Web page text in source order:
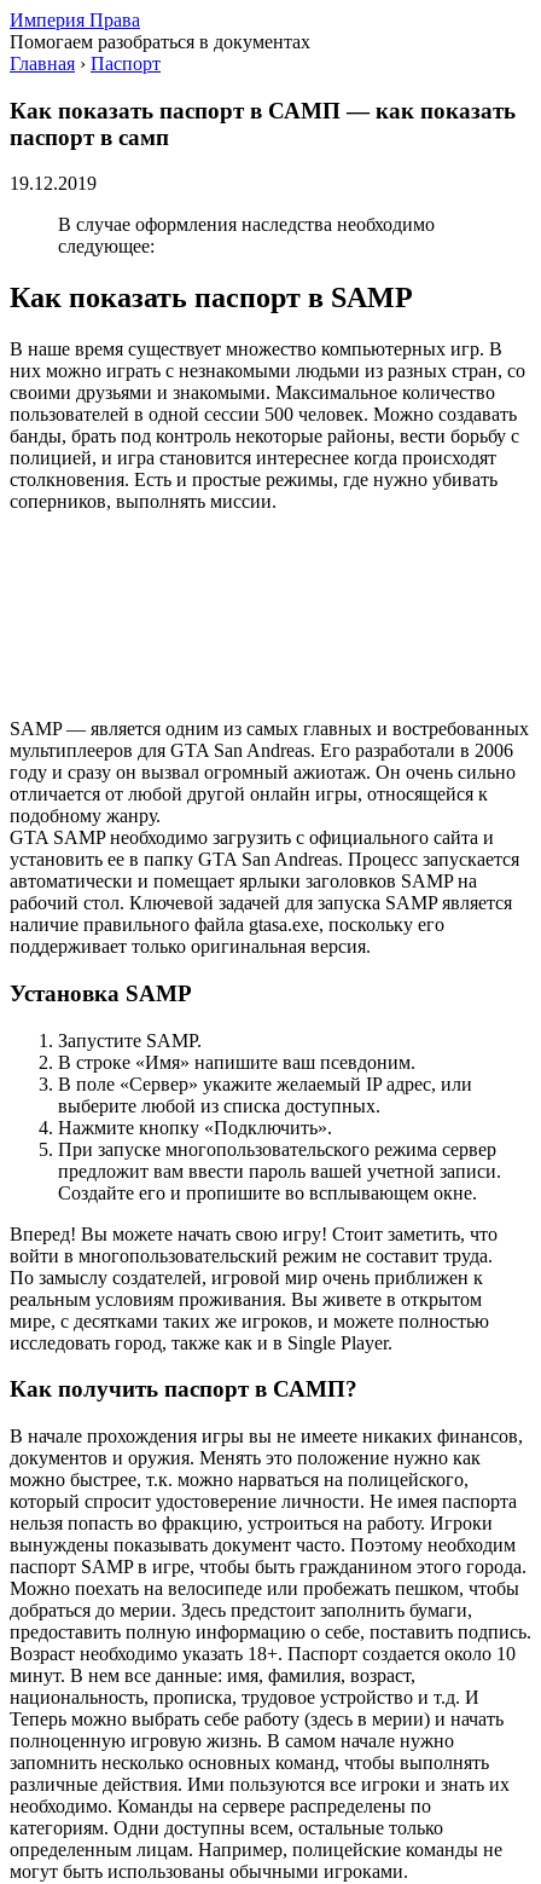
Империя Права
Помогаем разобраться в документах
Главная › Паспорт
Как показать паспорт в САМП — как показать
паспорт в самп
19.12.2019
В случае оформления наследства необходимо
следующее:
Как показать паспорт в SAMP
В наше время существует множество компьютерных игр. В
них можно играть с незнакомыми людьми из разных стран, со
своими друзьями и знакомыми. Максимальное количество
пользователей в одной сессии 500 человек. Можно создавать
банды, брать под контроль некоторые районы, вести борьбу с
полицией, и игра становится интереснее когда происходят
столкновения. Есть и простые режимы, где нужно убивать
соперников, выполнять миссии.
SAMP — является одним из самых главных и востребованных
мультиплееров для GTA San Andreas. Его разработали в 2006
году и сразу он вызвал огромный ажиотаж. Он очень сильно
отличается от любой другой онлайн игры, относящейся к
подобному жанру.
GTA SAMP необходимо загрузить с официального сайта и
установить ее в папку GTA San Andreas. Процесс запускается
автоматически и помещает ярлыки заголовков SAMP на
рабочий стол. Ключевой задачей для запуска SAMP является
наличие правильного файла gtasa.exe, поскольку его
поддерживает только оригинальная версия.
Установка SAMP
Запустите SAMP.
В строке «Имя» напишите ваш псевдоним.
В поле «Сервер» укажите желаемый IP адрес, или
выберите любой из списка доступных.
Нажмите кнопку «Подключить».
При запуске многопользовательского режима сервер
предложит вам ввести пароль вашей учетной записи.
Создайте его и пропишите во всплывающем окне.
Вперед! Вы можете начать свою игру! Стоит заметить, что
войти в многопользовательский режим не составит труда.
По замыслу создателей, игровой мир очень приближен к
реальным условиям проживания. Вы живете в открытом
мире, с десятками таких же игроков, и можете полностью
исследовать город, также как и в Single Player.
Как получить паспорт в САМП?
В начале прохождения игры вы не имеете никаких финансов,
документов и оружия. Менять это положение нужно как
можно быстрее, т.к. можно нарваться на полицейского,
который спросит удостоверение личности. Не имея паспорта
нельзя попасть во фракцию, устроиться на работу. Игроки
вынуждены показывать документ часто. Поэтому необходим
паспорт SAMP в игре, чтобы быть гражданином этого города.
Можно поехать на велосипеде или пробежать пешком, чтобы
добраться до мерии. Здесь предстоит заполнить бумаги,
предоставить полную информацию о себе, поставить подпись.
Возраст необходимо указать 18+. Паспорт создается около 10
минут. В нем все данные: имя, фамилия, возраст,
национальность, прописка, трудовое устройство и т.д. И
Теперь можно выбрать себе работу (здесь в мерии) и начать
полноценную игровую жизнь. В самом начале нужно
запомнить несколько основных команд, чтобы выполнять
различные действия. Ими пользуются все игроки и знать их
необходимо. Команды на сервере распределены по
категориям. Одни доступны всем, остальные только
определенным лицам. Например, полицейские команды не
могут быть использованы обычными игроками.